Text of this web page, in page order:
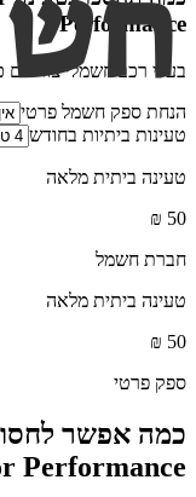
Performance
?
בעלי רכב חשמלי
הנחת ספק חשמל פרטי
טעינות ביתיות בחודש
טעינה ביתית מלאה
50
₪
חברת חשמל
טעינה ביתית מלאה
50
₪
ספק פרטי
כמה אפשר
Performance